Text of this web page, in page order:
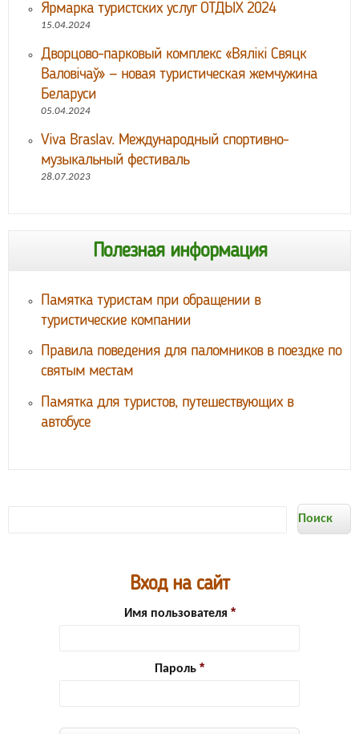
Ярмарка туристских услуг ОТДЫХ 2024
15.04.2024
Дворцово-парковый комплекс «Вялікі Свяцк
Валовічаў» — новая туристическая жемчужина
Беларуси
05.04.2024
Viva Braslav. Международный спортивно-
музыкальный фестиваль
28.07.2023
Полезная информация
Памятка туристам при обращении в
туристические компании
Правила поведения для паломников в поездке по
святым местам
Памятка для туристов, путешествующих в
автобусе
Вход на сайт
Имя пользователя
Пароль